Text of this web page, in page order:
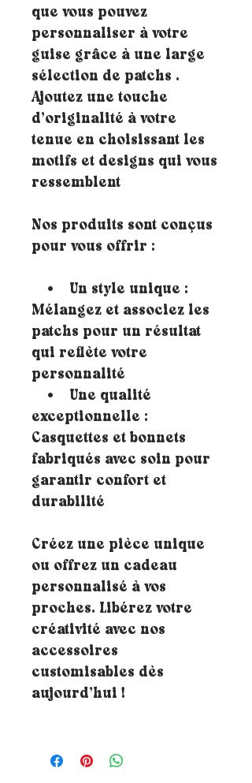
que vous pouvez
personnaliser à votre
guise grâce à une large
sélection de patchs .
Ajoutez une touche
d’originalité à votre
tenue en choisissant les
motifs et designs qui vous
ressemblent
Nos produits sont conçus
pour vous offrir :
• Un style unique :
Mélangez et associez les
patchs pour un résultat
qui reflète votre
personnalité
• Une qualité
exceptionnelle :
Casquettes et bonnets
fabriqués avec soin pour
garantir confort et
durabilité
Créez une pièce unique
ou offrez un cadeau
personnalisé à vos
proches. Libérez votre
créativité avec nos
accessoires
customisables dès
aujourd’hui !